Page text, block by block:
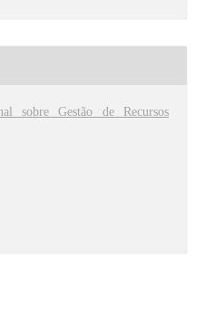
sobre Gestão de Recursos